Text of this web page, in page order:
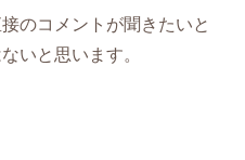
のコメントが聞きたいと
いと思います。